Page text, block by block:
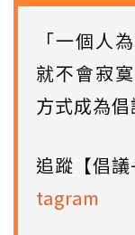
「一個人
就不會寂
方式成為倡
追蹤【倡議
tagram